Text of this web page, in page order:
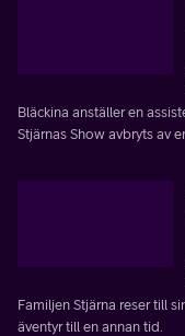
Bläckina anställer en
Stjärnas Show avbryts av
Familjen Stjärna reser till
äventyr till en annan tid.